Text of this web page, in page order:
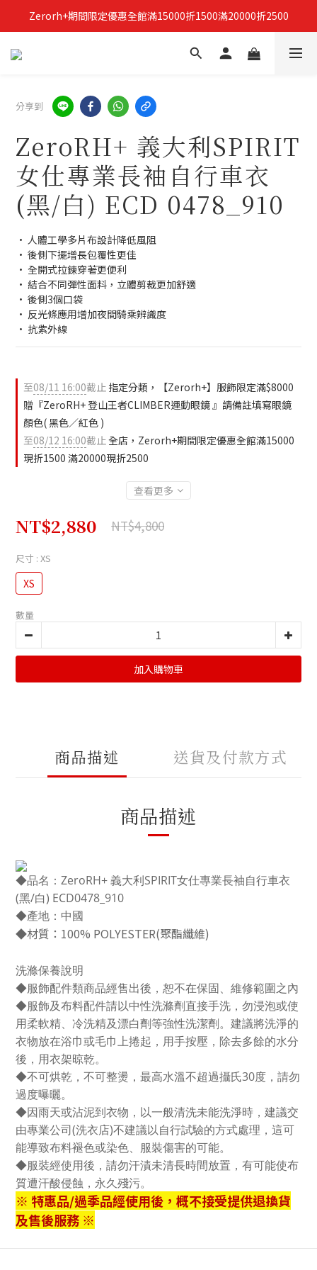
立即加入Zerorh+官網會員，獲得購物禮金
Zerorh+期間限定優惠全館滿15000折1500滿20000折2500
立即加入Zerorh+官網會員，獲得購物禮金
分享到
ZeroRH+ 義大利SPIRIT
女仕專業長袖自行車衣
(黑/白) ECD 0478_910
• 人體工學多片布設計降低風阻
• 後側下擺增長包覆性更佳
• 全開式拉鍊穿著更便利
• 結合不同彈性面料，立體剪裁更加舒適
• 後側3個口袋
• 反光條應用增加夜間騎乘辨識度
• 抗紫外線
至08/11 16:00截止 指定分類，【Zerorh+】服飾限定滿$8000
贈『ZeroRH+ 登山王者CLIMBER運動眼鏡 』請備註填寫眼鏡
顏色( 黑色／紅色 )
至08/12 16:00截止全店，Zerorh+期間限定優惠全館滿15000
現折1500 滿20000現折2500
查看更多
NT$2,880 NT$4,800
尺寸 : XS
XS
數量
加入購物車
商品描述 送貨及付款方式
商品描述
◆品名：ZeroRH+ 義大利SPIRIT女仕專業長袖自行車衣
(黑/白) ECD0478_910
◆產地：中國
◆材質：100% POLYESTER(聚酯纖維)
洗滌保養說明
◆服飾配件類商品經售出後，恕不在保固、維修範圍之內
◆服飾及布料配件請以中性洗滌劑直接手洗，勿浸泡或使
用柔軟精、冷洗精及漂白劑等強性洗潔劑。建議將洗淨的
衣物放在浴巾或毛巾上捲起，用手按壓，除去多餘的水分
後，用衣架晾乾。
◆不可烘乾，不可整燙，最高水溫不超過攝氏30度，請勿
過度曝曬。
◆因雨天或沾泥到衣物，以一般清洗未能洗淨時，建議交
由專業公司(洗衣店)不建議以自行試驗的方式處理，這可
能導致布料褪色或染色、服裝傷害的可能。
◆服裝經使用後，請勿汗漬未清長時間放置，有可能使布
質遭汗酸侵蝕，永久殘污。
※ 特惠品/過季品經使用後，概不接受提供退換貨
及售後服務 ※